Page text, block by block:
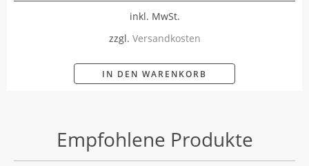
inkl. MwSt.
zzgl. Versandkosten
IN DEN WARENKORB
Empfohlene Produkte